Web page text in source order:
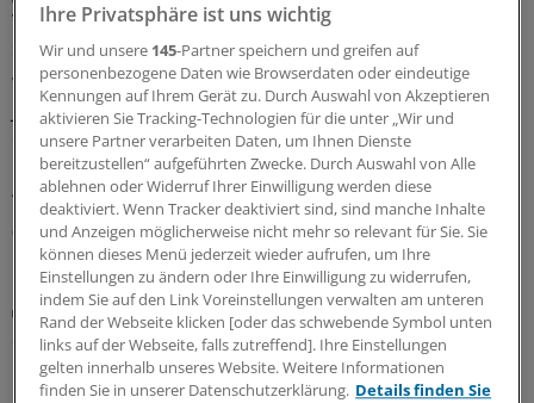
Thoraxschmerzen bei Kindern haben laut Analyse
selten kardiale Ursachen
Wird der Rettungsdienst gerufen, weil ein Kind oder ein
Jugendlicher plötzlich unter Thoraxschmerzen leidet, ist
die Ursache meistens gutartig und selten kardialen
Ursprungs. Auffällige Vitalparameter sind jedoch ein
Alarmzeichen.
05.08.2026
HICP-Prävalenz untersucht
So verbreitet sind chronische Schmerzen in
Deutschland
Ihre Privatsphäre ist uns wichtig
Wir und unsere 145-Partner speichern und greifen auf
personenbezogene Daten wie Browserdaten oder eindeutige
Kennungen auf Ihrem Gerät zu. Durch Auswahl von Akzeptieren
aktivieren Sie Tracking-Technologien für die unter „Wir und
unsere Partner verarbeiten Daten, um Ihnen Dienste
bereitzustellen“ aufgeführten Zwecke. Durch Auswahl von Alle
ablehnen oder Widerruf Ihrer Einwilligung werden diese
deaktiviert. Wenn Tracker deaktiviert sind, sind manche Inhalte
und Anzeigen möglicherweise nicht mehr so relevant für Sie. Sie
können dieses Menü jederzeit wieder aufrufen, um Ihre
Einstellungen zu ändern oder Ihre Einwilligung zu widerrufen,
indem Sie auf den Link Voreinstellungen verwalten am unteren
Rand der Webseite klicken [oder das schwebende Symbol unten
links auf der Webseite, falls zutreffend]. Ihre Einstellungen
gelten innerhalb unseres Website. Weitere Informationen
finden Sie in unserer Datenschutzerklärung. Details finden Sie